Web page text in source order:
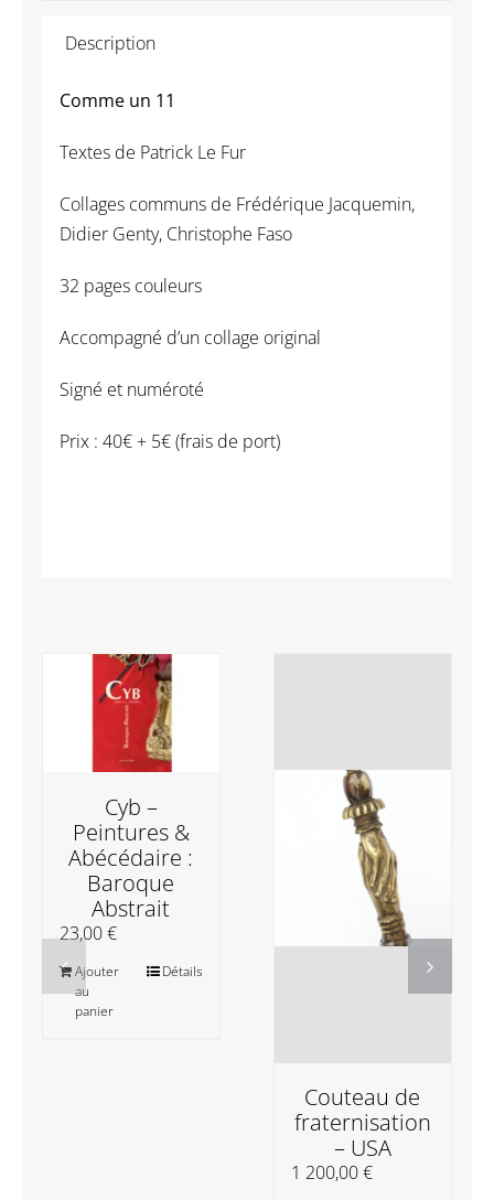
Description
Comme un 11
Textes de Patrick Le Fur
Collages communs de Frédérique Jacquemin,
Didier Genty, Christophe Faso
32 pages couleurs
Accompagné d’un collage original
Signé et numéroté
Prix : 40€ + 5€ (frais de port)
Cyb –
Peintures &
Abécédaire :
Baroque
Abstrait
23,00€
Ajouter
au
panier
Détails
Couteau de
fraternisation
– USA
1 200,00€